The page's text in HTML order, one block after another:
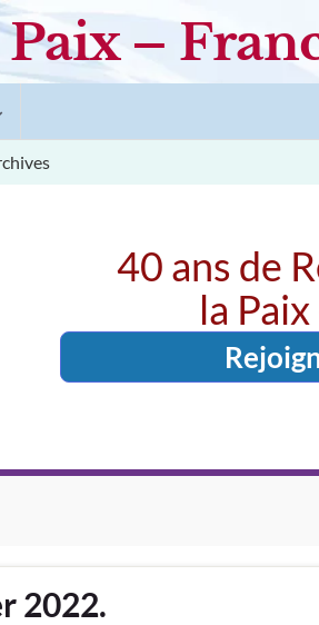
–
40 ans de
la
2022.